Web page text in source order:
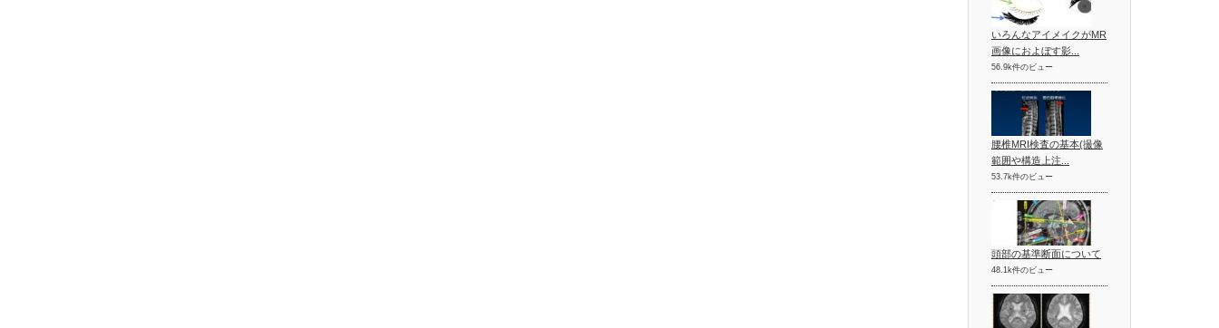
いろんなアイメイクがMR
画像におよぼす影...
56.9k件のビュー
腰椎MRI検査の基本(撮像
範囲や構造上注...
53.7k件のビュー
頭部の基準断面について
48.1k件のビュー